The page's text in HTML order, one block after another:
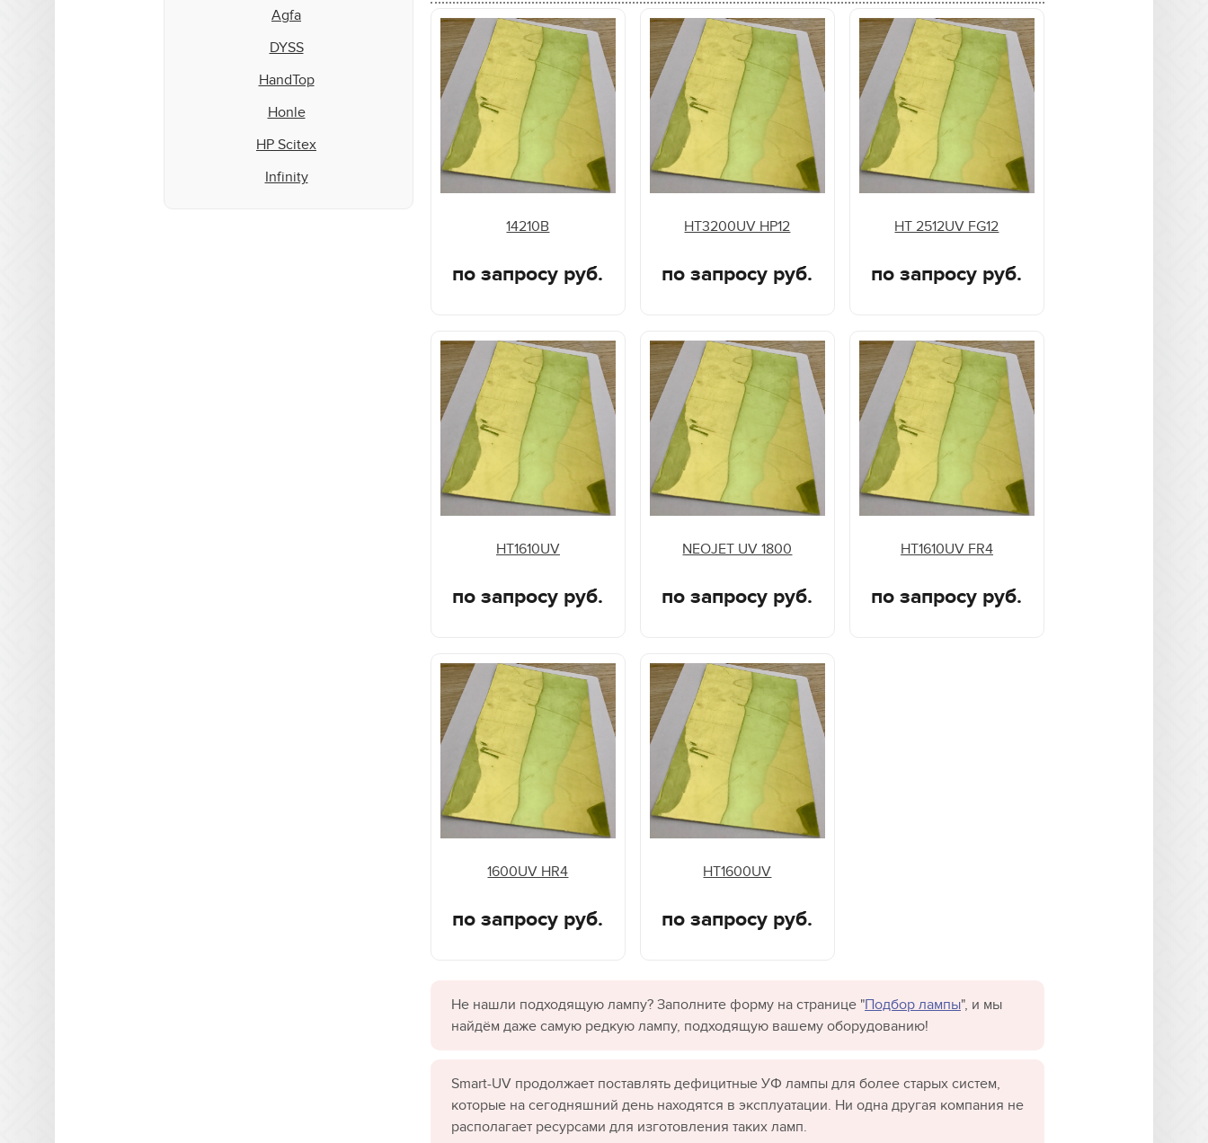
14210B
по запросу руб.
HT3200UV HP12
по запросу руб.
HT 2512UV FG12
по запросу руб.
HT1610UV
по запросу руб.
NEOJET UV 1800
по запросу руб.
HT1610UV FR4
по запросу руб.
1600UV HR4
по запросу руб.
HT1600UV
по запросу руб.
Не нашли подходящую лампу? Заполните форму на странице "Подбор лампы", и мы
найдём даже самую редкую лампу, подходящую вашему оборудованию!
Smart-UV продолжает поставлять дефицитные УФ лампы для более старых систем,
которые на сегодняшний день находятся в эксплуатации. Ни одна другая компания не
располагает ресурсами для изготовления таких ламп.
Agfa
DYSS
HandTop
Honle
HP Scitex
Infinity